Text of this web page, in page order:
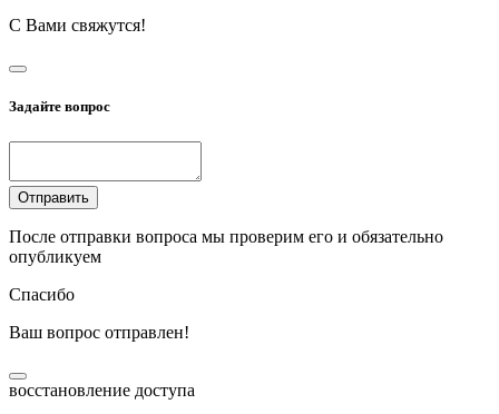
С Вами свяжутся!
Задайте вопрос
Отправить
После отправки вопроса мы проверим его и обязательно
опубликуем
Спасибо
Ваш вопрос отправлен!
восстановление доступа